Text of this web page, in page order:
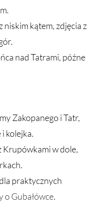
niskim kątem, zdjęcia z
nad Tatrami, późne
Zakopanego i Tatr,
kolejka.
Krupówkami w dole,
praktycznych
o Gubałówce.